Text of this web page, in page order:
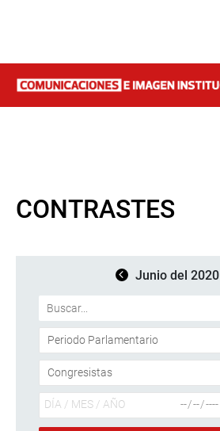
CONTRASTES
Junio del 2020